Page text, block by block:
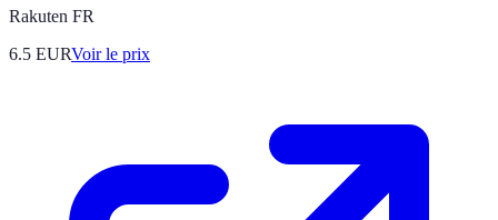
Rakuten FR
6.5 EURVoir le prix